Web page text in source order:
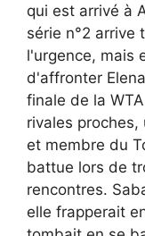
qui est arrivé à
série n°2 arrive
l'urgence, mais
d'affronter
finale de la
rivales proches,
et membre du
battue lors de
rencontres.
elle frapperait